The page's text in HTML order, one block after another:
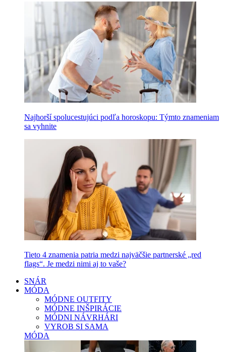
Najhorší spolucestujúci podľa horoskopu: Týmto znameniam
sa vyhnite
Tieto 4 znamenia patria medzi najväčšie partnerské „red
flags“. Je medzi nimi aj to vaše?
SNÁR
MÓDA
MÓDNE OUTFITY
MÓDNE INŠPIRÁCIE
MÓDNI NÁVRHÁRI
VYROB SI SAMA
MÓDA